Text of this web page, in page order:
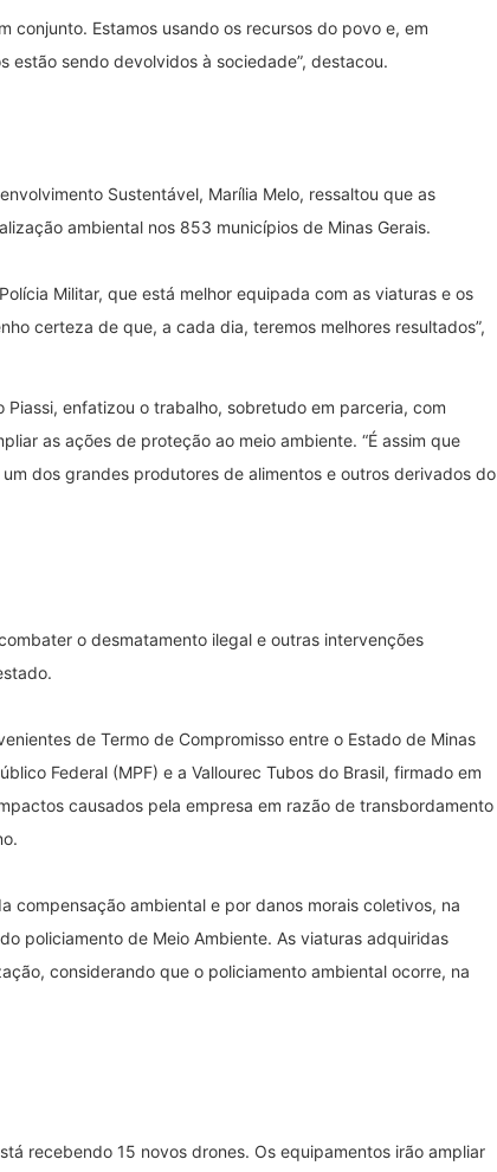
conjunto. Estamos usando os recursos do povo e, em
estão sendo devolvidos à sociedade”, destacou.
Sustentável, Marília Melo, ressaltou que as
ambiental nos 853 municípios de Minas Gerais.
Militar, que está melhor equipada com as viaturas e os
certeza de que, a cada dia, teremos melhores resultados”,
enfatizou o trabalho, sobretudo em parceria, com
as ações de proteção ao meio ambiente. “É assim que
dos grandes produtores de alimentos e outros derivados do
o desmatamento ilegal e outras intervenções
de Termo de Compromisso entre o Estado de Minas
Federal (MPF) e a Vallourec Tubos do Brasil, firmado em
causados pela empresa em razão de transbordamento
compensação ambiental e por danos morais coletivos, na
policiamento de Meio Ambiente. As viaturas adquiridas
considerando que o policiamento ambiental ocorre, na
recebendo 15 novos drones. Os equipamentos irão ampliar